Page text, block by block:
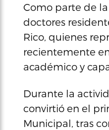
Como parte de
doctores
Rico, quienes
recientemente
académico y
Durante la
convirtió en el
Municipal, tras